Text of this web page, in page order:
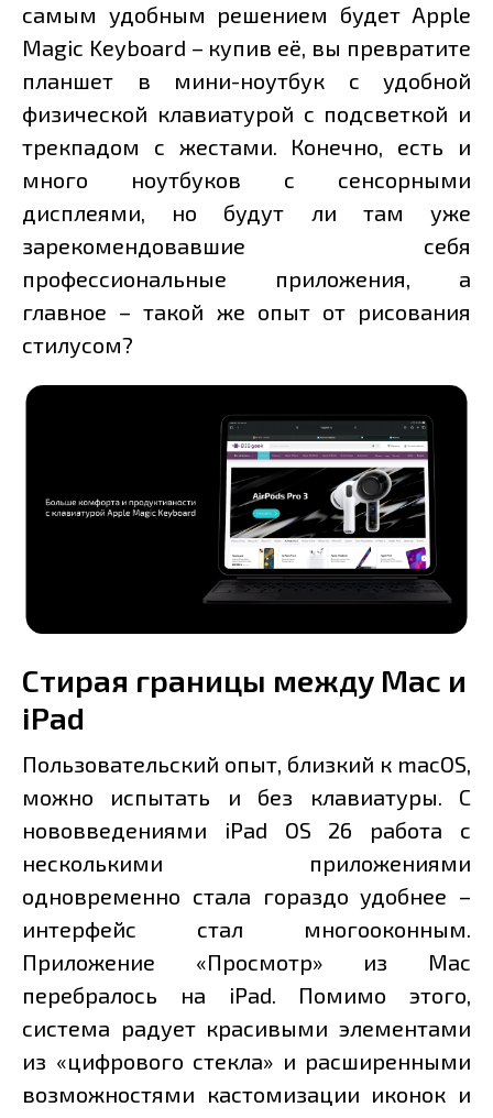
самым удобным решением будет Apple
Magic Keyboard – купив её, вы превратите
планшет в мини-ноутбук с удобной
физической клавиатурой с подсветкой и
трекпадом с жестами. Конечно, есть и
много ноутбуков с сенсорными
дисплеями, но будут ли там уже
зарекомендовавшие себя
профессиональные приложения, а
главное – такой же опыт от рисования
стилусом?
Стирая границы между Mac и
iPad
Пользовательский опыт, близкий к macOS,
можно испытать и без клавиатуры. С
нововведениями iPad OS 26 работа с
несколькими приложениями
одновременно стала гораздо удобнее –
интерфейс стал многооконным.
Приложение «Просмотр» из Mac
перебралось на iPad. Помимо этого,
система радует красивыми элементами
из «цифрового стекла» и расширенными
возможностями кастомизации иконок и